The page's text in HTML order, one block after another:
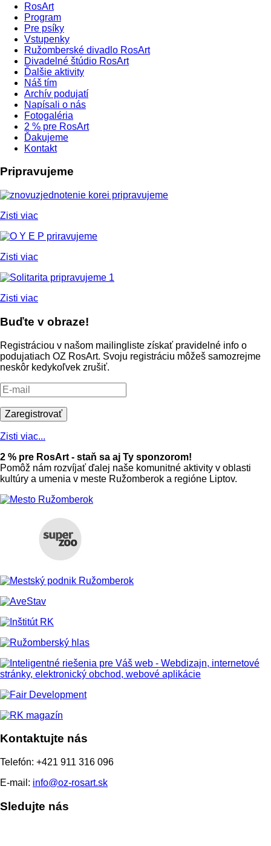
RosArt
Program
Pre psíky
Vstupenky
Ružomberské divadlo RosArt
Divadelné štúdio RosArt
Ďalšie aktivity
Náš tím
Archív podujatí
Napísali o nás
Fotogaléria
2 % pre RosArt
Ďakujeme
Kontakt
Pripravujeme
Zisti viac
Zisti viac
Zisti viac
Buďte v obraze!
Registráciou v našom mailingliste získať pravidelné info o
podujatiach OZ RosArt. Svoju registráciu môžeš samozrejme
neskôr kedykoľvek zrušiť.
Zisti viac...
2 % pre RosArt - staň sa aj Ty sponzorom!
Pomôž nám rozvíjať ďalej naše komunitné aktivity v oblasti
kultúry a umenia v meste Ružomberok a regióne Liptov.
Kontaktujte nás
Telefón: +421 911 316 096
E-mail: info@oz-rosart.sk
Sledujte nás